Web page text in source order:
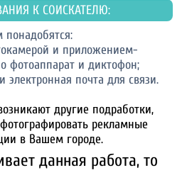
К СОИСКАТЕЛЮ:
понадобятся:
и приложением-
фотоаппарат и диктофон;
электронная почта для связи.
другие подработки,
рекламные
в Вашем городе.
данная работа, то